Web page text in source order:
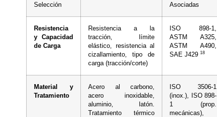
Selección
Asociadas
Resistencia
y Capacidad
de Carga
Resistencia a la
tracción, límite
elástico, resistencia al
cizallamiento, tipo de
carga (tracción/corte)
ISO 898-1,
ASTM A325,
ASTM A490,
SAE J429 18
Material y
Tratamiento
Acero al carbono,
acero inoxidable,
aluminio, latón.
Tratamiento térmico
ISO 3506-1
(inox.), ISO 898-
1 (prop.
mecánicas),